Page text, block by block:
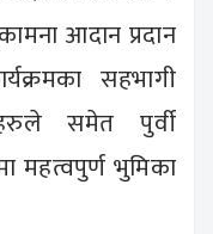
आदान प्रदान
सहभागी
समेत पुर्वी
महत्वपुर्ण भुमिका